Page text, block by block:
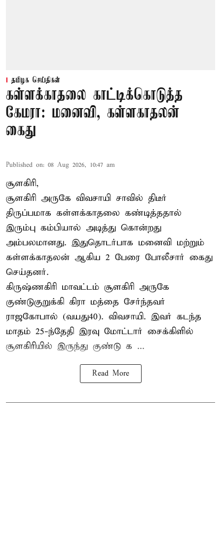
தமிழக செய்திகள்
கள்ளக்காதலை காட்டிக்கொடுத்த
கேமரா: மனைவி, கள்ளகாதலன்
கைது
Published on: 08 Aug 2026, 10:47 am
சூளகிரி,
சூளகிரி அருகே விவசாயி சாவில் திடீர்
திருப்பமாக கள்ளக்காதலை கண்டித்ததால்
இரும்பு கம்பியால் அடித்து கொன்றது
அம்பலமானது. இதுதொடர்பாக மனைவி மற்றும்
கள்ளக்காதலன் ஆகிய 2 பேரை போலீசார் கைது
செய்தனர்.
கிருஷ்ணகிரி மாவட்டம் சூளகிரி அருகே
குண்டுகுறுக்கி கிரா மத்தை சேர்ந்தவர்
ராஜகோபால் (வயது40). விவசாயி. இவர் கடந்த
மாதம் 25-ந்தேதி இரவு மோட்டார் சைக்கிளில்
சூளகிரியில் இருந்து குண்டு க ...
Read More